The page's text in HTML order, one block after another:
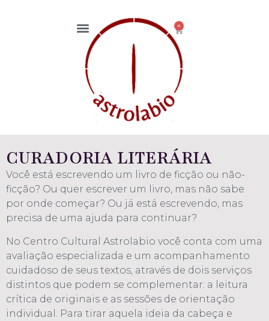
0
CURADORIA LITERÁRIA
Você está escrevendo um livro de ficção ou não-
ficção? Ou quer escrever um livro, mas não sabe
por onde começar? Ou já está escrevendo, mas
precisa de uma ajuda para continuar?
​No Centro Cultural Astrolabio você conta com uma
avaliação especializada e um acompanhamento
cuidadoso de seus textos, através de dois serviços
distintos que podem se complementar: a leitura
crítica de originais e as sessões de orientação
individual. Para tirar aquela ideia da cabeça e